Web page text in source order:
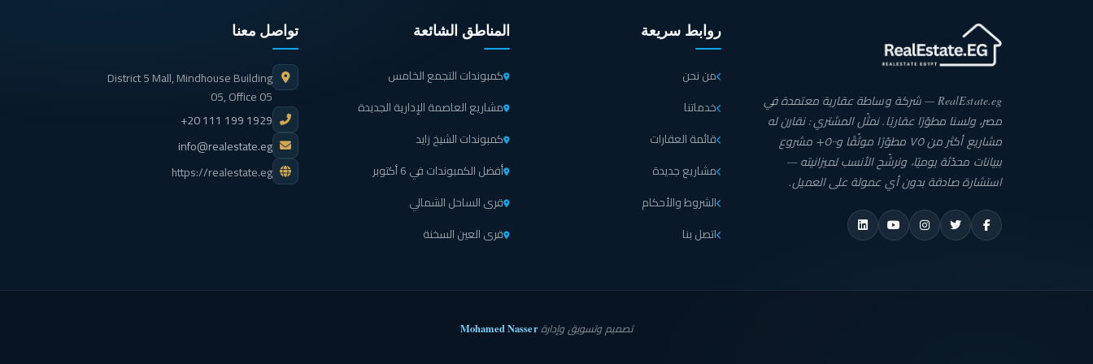
RealEstate.eg — شركة وساطة عقارية معتمدة في
مصر، ولسنا مطوّرًا عقاريًا. نمثّل المشتري: نقارن له
مشاريع أكثر من ٧٥ مطوّرًا موثّقًا و٥٠٠+ مشروع
ببيانات محدّثة يوميًا، ونرشّح الأنسب لميزانيته —
استشارة صادقة بدون أي عمولة على العميل.
روابط سريعة
من نحن
خدماتنا
قائمة العقارات
مشاريع جديدة
الشروط والأحكام
اتصل بنا
المناطق الشائعة
كمبوندات التجمع الخامس
مشاريع العاصمة الإدارية الجديدة
كمبوندات الشيخ زايد
أفضل الكمبوندات في 6 أكتوبر
قرى الساحل الشمالي
قرى العين السخنة
تواصل معنا
District 5 Mall, Mindhouse Building
05, Office 05
+20 111 199 1929
info@realestate.eg
https://realestate.eg
تصميم وتسويق وإدارةMohamed Nasser